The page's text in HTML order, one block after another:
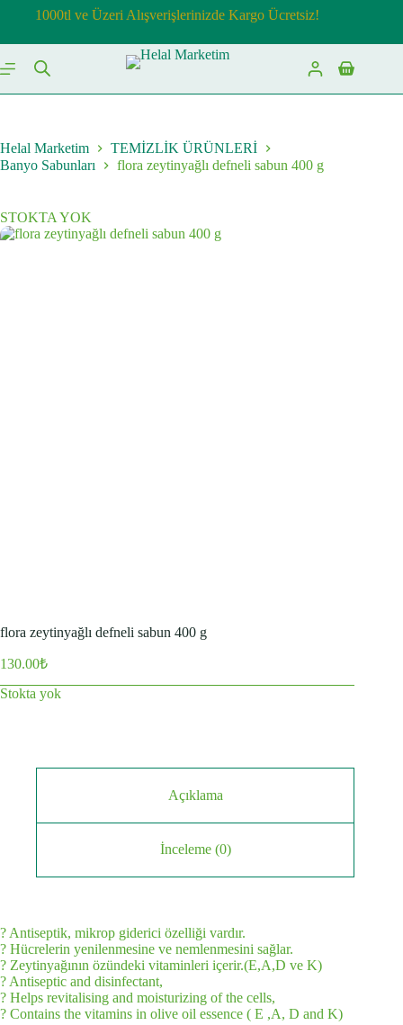
1000tl ve Üzeri Alışverişlerinizde Kargo Ücretsiz!
Shopping
cart
Helal Marketim
TEMİZLİK ÜRÜNLERİ
Banyo Sabunları
flora zeytinyağlı defneli sabun 400 g
STOKTA YOK
flora zeytinyağlı defneli sabun 400 g
130.00₺
Stokta yok
Açıklama
İnceleme (0)
? Antiseptik, mikrop giderici özelliği vardır.
? Hücrelerin yenilenmesine ve nemlenmesini sağlar.
? Zeytinyağının özündeki vitaminleri içerir.(E,A,D ve K)
? Antiseptic and disinfectant,
? Helps revitalising and moisturizing of the cells,
? Contains the vitamins in olive oil essence ( E ,A, D and K)